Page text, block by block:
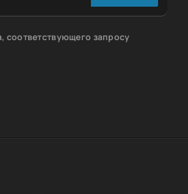
соответствующего запросу